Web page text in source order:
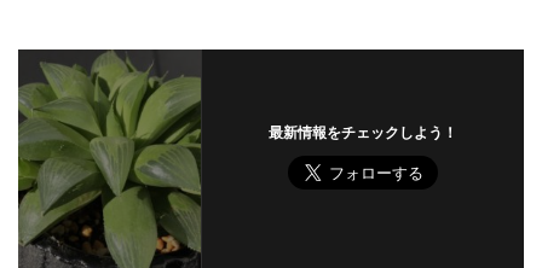
最新情報をチェックしよう！